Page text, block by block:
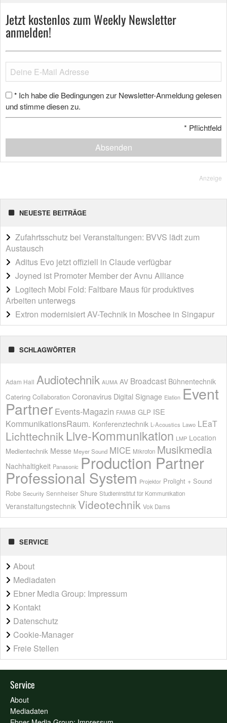
Jetzt kostenlos zum Weekly Newsletter
anmelden!
* Ich habe die Bedingungen zur Newsletter-Anmeldung gelesen
und stimme diesen zu.
* Pflichtfeld
Absenden
Anzeige
NEUESTE BEITRÄGE
Zufahrtsschutz bei Veranstaltungen: BVVS lädt zum
Austausch
Aditus Evo jetzt offiziell in Claude verfügbar
Joyned ist Promoter Member der Avnu Alliance
Logitech Mobi Fold: Faltbare Maus für produktives
Arbeiten unterwegs
Extron modernisiert AV-Technik in Moschee in Singapur
SCHLAGWÖRTER
Adam Hall Audiotechnik AUMA AV Broadcast Bühnentechnik
Catering Collaboration Coronavirus Digital Signage Elation Event
Partner Events-Magazin FAMAB GLP ISE
KommunikationsRaum. Konferenztechnik L-Acoustics Lawo LEaT
Lichttechnik Live-Kommunikation LMP Location
Medientechnik Messe Meyer Sound MICE Mikrofon Musikmedia
Nachhaltigkeit Panasonic Production Partner
Professional System Projektor Prolight + Sound
Robe Security Sennheiser Shure Studieninstitut für Kommunikation
Veranstaltungstechnik Videotechnik Vok Dams
SERVICE
About
Mediadaten
Ebner Media Group: Impressum
Kontakt
Datenschutz
Cookie-Manager
Freie Stellen
Service
About
Mediadaten